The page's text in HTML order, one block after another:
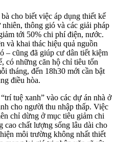
cho biết việc áp dụng thiết kế
thông gió và các giải pháp
tới 50% chi phí điện, nước.
và khai thác hiệu quả nguồn
– cũng đã giúp cư dân tiết kiệm
có những căn hộ chỉ tiêu tốn
tháng, đến 18h30 mới cần bật
điều hòa.
tuệ xanh” vào các dự án nhà ở
cho người thu nhập thấp. Việc
chỉ dừng ở mục tiêu giảm chi
cao chất lượng sống lâu dài cho
môi trường không nhất thiết